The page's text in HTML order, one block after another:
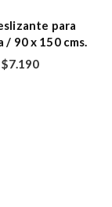
para
/ 90 x 150 cms.
$7.190